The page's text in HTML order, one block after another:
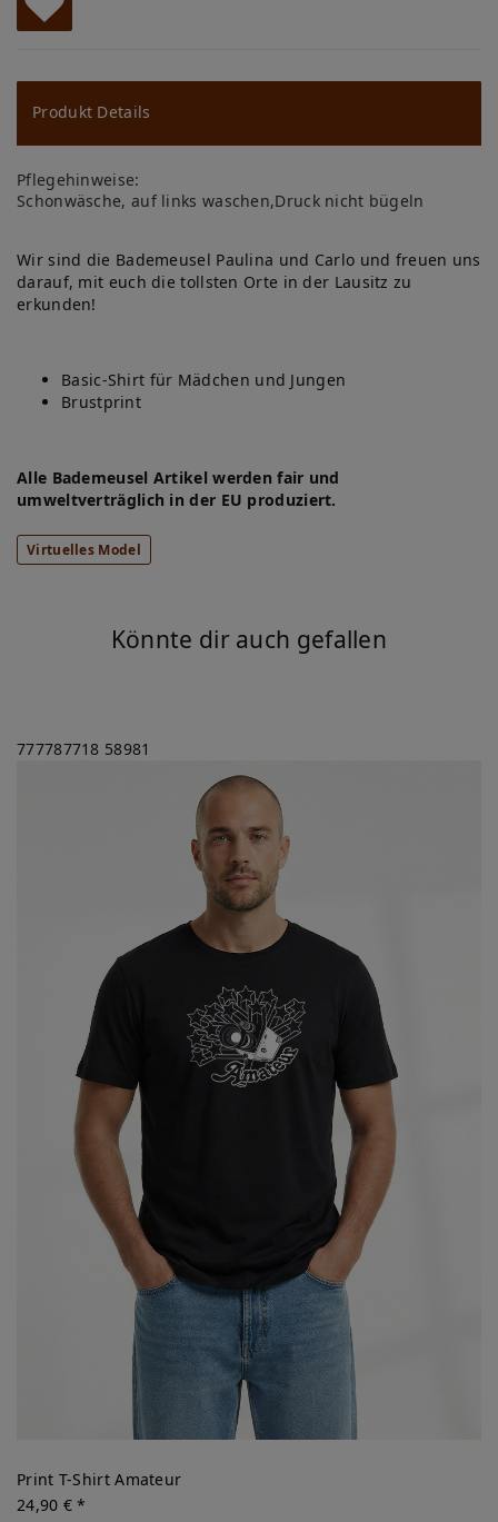
W
u
ns
ch
lis
te
Produkt Details
Pflegehinweise:
Schonwäsche, auf links waschen,Druck nicht bügeln
Wir sind die Bademeusel Paulina und Carlo und freuen uns
darauf, mit euch die tollsten Orte in der Lausitz zu
erkunden!
Basic-Shirt für Mädchen und Jungen
Brustprint
Alle Bademeusel Artikel werden fair und
umweltverträglich in der EU produziert.
Virtuelles Model
Könnte dir auch gefallen
777787718 58981
Print T-Shirt Amateur
24,90 € *